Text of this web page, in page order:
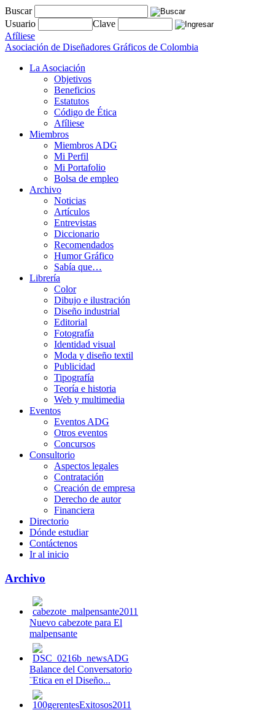
Buscar
Usuario
Clave
Afíliese
Asociación de Diseñadores Gráficos de Colombia
La Asociación
Objetivos
Beneficios
Estatutos
Código de Ética
Afíliese
Miembros
Miembros ADG
Mi Perfil
Mi Portafolio
Bolsa de empleo
Archivo
Noticias
Artículos
Entrevistas
Diccionario
Recomendados
Humor Gráfico
Sabía que…
Librería
Color
Dibujo e ilustración
Diseño industrial
Editorial
Fotografía
Identidad visual
Moda y diseño textil
Publicidad
Tipografía
Teoría e historia
Web y multimedia
Eventos
Eventos ADG
Otros eventos
Concursos
Consultorio
Aspectos legales
Contratación
Creación de empresa
Derecho de autor
Financiera
Directorio
Dónde estudiar
Contáctenos
Ir al inicio
Archivo
Nuevo cabezote para El
malpensante
Balance del Conversatorio
¨Etica en el Diseño...